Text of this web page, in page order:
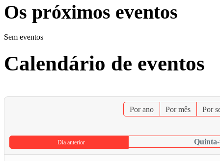
Os próximos eventos
Sem eventos
Calendário de eventos
Por ano Por mês Por
Dia anterior